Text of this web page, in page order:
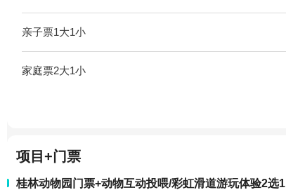
亲子票1大1小
家庭票2大1小
项目+门票
桂林动物园门票+动物互动投喂/彩虹滑道游玩体验2选1